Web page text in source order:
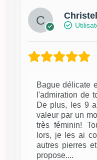
Christel
Bague délicate
l'admiration de
De plus, les 9
valeur par un
très féminin!
lors, je les ai
autres pierres
propose....